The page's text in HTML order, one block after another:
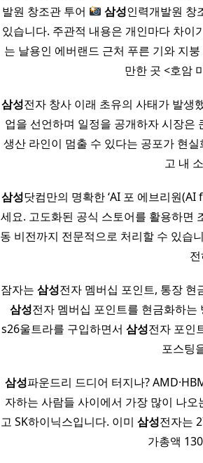
발원 창조관 투어
삼성인력개발원 창
있습니다. 주관적 내용은 개인마다 차이
는 날용인 에버랜드 근처 푸른 기와 지
만한 곳 <호암
삼성전자 창사 이래 초유의 사태가 발생
업을 선언하며 일정을 공개하자 시장은
생산 라인이 멈출 수 있다는 공포가 현
고 내
삼성닷컴만의 명확한 ‘AI 포 에브리원
세요. 고도화된 공식 스토어를 활용하면
동 비전까지 전문적으로 처리할 수 있습
잠자는 삼성전자 멤버십 포인트, 통장 현
삼성전자 멤버십 포인트를 현금화하
s26울트라를 구입하면서 삼성전자 포인
포스팅
삼성파운드리 드디어 터지나?
자하는 사람들 사이에서 가장 많이 나
고 SK하이닉스입니다. 이미 삼성전자는
가총액